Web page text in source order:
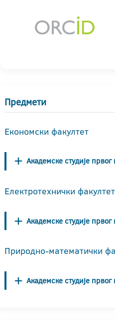
Предмети
Економски факултет
Академске студије првог
Електротехнички факултет
Академске студије првог
Природно-математички
Академске студије првог